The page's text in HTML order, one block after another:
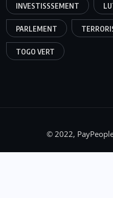
INVESTISSSEMENT
PARLEMENT
TOGO VERT
© 2022,